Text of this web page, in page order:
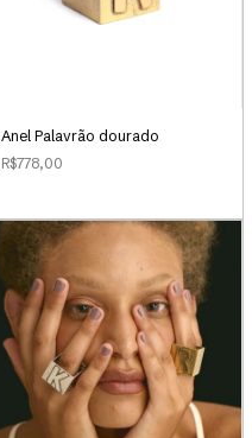
Anel Palavrão dourado
R$778,00